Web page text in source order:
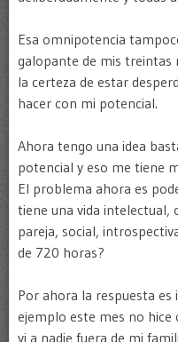
Esa omnipotencia
galopante de mis treintas
la certeza de estar
hacer con mi potencial.
Ahora tengo una idea
potencial y eso me tiene
El problema ahora es
tiene una vida intelectual,
pareja, social,
de 720 horas?
Por ahora la respuesta es
ejemplo este mes no hice
vi a nadie fuera de mi